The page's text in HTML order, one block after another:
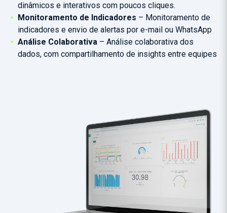
dinâmicos e interativos com poucos cliques.
Monitoramento de Indicadores – Monitoramento de
indicadores e envio de alertas por e-mail ou WhatsApp
Análise Colaborativa – Análise colaborativa dos
dados, com compartilhamento de insights entre equipes​​​